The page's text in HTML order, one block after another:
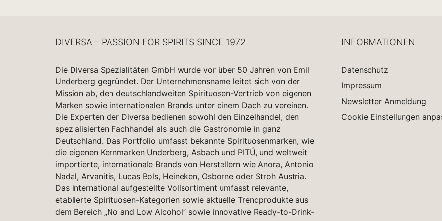
DIVERSA – PASSION FOR SPIRITS SINCE 1972
Die Diversa Spezialitäten GmbH wurde vor über 50 Jahren von Emil
Underberg gegründet. Der Unternehmensname leitet sich von der
Mission ab, den deutschlandweiten Spirituosen-Vertrieb von eigenen
Marken sowie internationalen Brands unter einem Dach zu vereinen.
Die Experten der Diversa bedienen sowohl den Einzelhandel, den
spezialisierten Fachhandel als auch die Gastronomie in ganz
Deutschland. Das Portfolio umfasst bekannte Spirituosenmarken, wie
die eigenen Kernmarken Underberg, Asbach und PITÚ, und weltweit
importierte, internationale Brands von Herstellern wie Anora, Antonio
Nadal, Arvanitis, Lucas Bols, Heineken, Osborne oder Stroh Austria.
Das international aufgestellte Vollsortiment umfasst relevante,
etablierte Spirituosen-Kategorien sowie aktuelle Trendprodukte aus
dem Bereich „No and Low Alcohol“ sowie innovative Ready-to-Drink-
INFORMATIONEN
Datenschutz
Impressum
Newsletter Anmeldung
Cookie Einstellungen